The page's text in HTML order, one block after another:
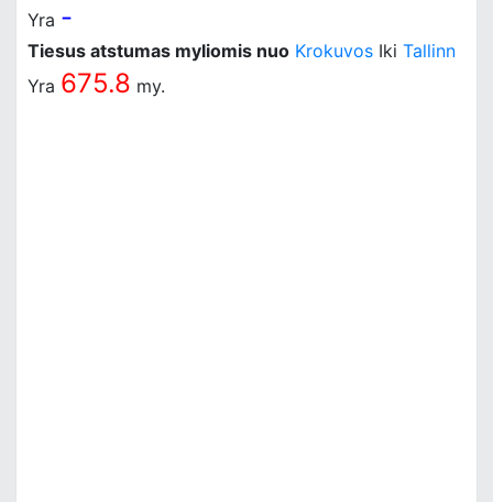
Yra -
Tiesus atstumas myliomis nuo Krokuvos Iki Tallinn
Yra 675.8 my.